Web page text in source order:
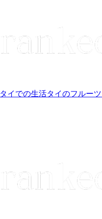
タイでの生活タイのフルーツ